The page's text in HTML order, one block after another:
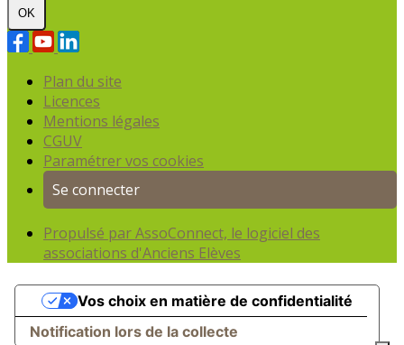
OK
Plan du site
Licences
Mentions légales
CGUV
Paramétrer vos cookies
Se connecter
Propulsé par AssoConnect, le logiciel des
associations d'Anciens Elèves
Notification lors de la collecte
Vos choix en matière de confidentialité